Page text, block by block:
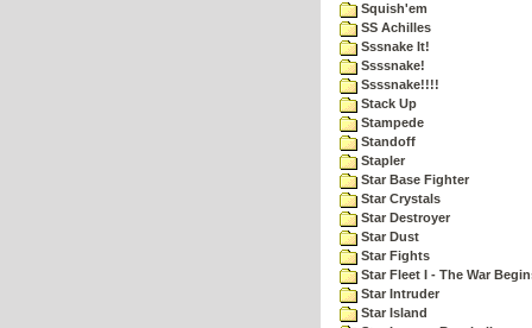
Squish'em
SS Achilles
Sssnake It!
Ssssnake!
Ssssnake!!!!
Stack Up
Stampede
Standoff
Stapler
Star Base Fighter
Star Crystals
Star Destroyer
Star Dust
Star Fights
Star Fleet I - The War
Star Intruder
Star Island